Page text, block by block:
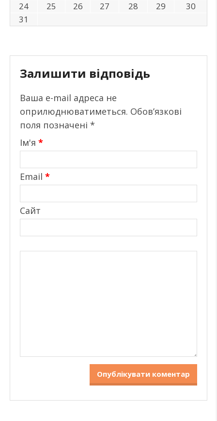
24
25 26 27 28 29
30
31
Залишити відповідь
Ваша e-mail адреса не
оприлюднюватиметься. Обов’язкові
поля позначені *
Ім'я *
Email *
Сайт